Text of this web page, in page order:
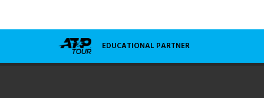
EDUCATIONAL PARTNER